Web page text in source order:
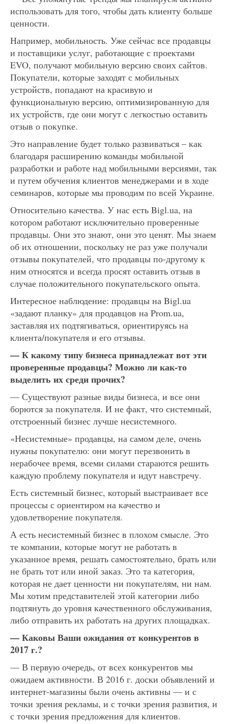
использовать для того, чтобы дать клиенту больше
ценности.
Например, мобильность. Уже сейчас все продавцы
и поставщики услуг, работающие с проектами
EVO, получают мобильную версию своих сайтов.
Покупатели, которые заходят с мобильных
устройств, попадают на красивую и
функциональную версию, оптимизированную для
их устройств, где они могут с легкостью оставить
отзыв о покупке.
Это направление будет только развиваться – как
благодаря расширению команды мобильной
разработки и работе над мобильными версиями, так
и путем обучения клиентов менеджерами и в ходе
семинаров, которые мы проводим по всей Украине.
Относительно качества. У нас есть Bigl.ua, на
котором работают исключительно проверенные
продавцы. Они это знают, они это ценят. Мы знаем
об их отношении, поскольку не раз уже получали
отзывы покупателей, что продавцы по-другому к
ним относятся и всегда просят оставить отзыв в
случае положительного покупательского опыта.
Интересное наблюдение: продавцы на Bigl.ua
«задают планку» для продавцов на Prom.ua,
заставляя их подтягиваться, ориентируясь на
клиента/покупателя и его отзывы.
— К какому типу бизнеса принадлежат вот эти
проверенные продавцы? Можно ли как-то
выделить их среди прочих?
— Существуют разные виды бизнеса, и все они
борются за покупателя. И не факт, что системный,
отстроенный бизнес лучше несистемного.
«Несистемные» продавцы, на самом деле, очень
нужны покупателю: они могут перезвонить в
нерабочее время, всеми силами стараются решить
каждую проблему покупателя и идут навстречу.
Есть системный бизнес, который выстраивает все
процессы с ориентиром на качество и
удовлетворение покупателя.
А есть несистемный бизнес в плохом смысле. Это
те компании, которые могут не работать в
указанное время, решать самостоятельно, брать или
не брать тот или иной заказ. Это та категория,
которая не дает ценности ни покупателям, ни нам.
Мы хотим представителей этой категории либо
подтянуть до уровня качественного обслуживания,
либо отправить их работать на других площадках.
— Каковы Ваши ожидания от конкурентов в
2017 г.?
— В первую очередь, от всех конкурентов мы
ожидаем активности. В 2016 г. доски объявлений и
интернет-магазины были очень активны — и с
точки зрения рекламы, и с точки зрения развития, и
с точки зрения предложения для клиентов.